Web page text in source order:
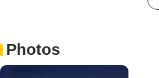
Photos